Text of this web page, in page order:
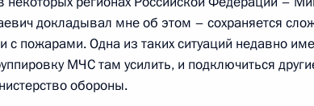
15:45
с паводками и пожарами в регионах
докладывал мне об этом – сохраняется
с пожарами. Одна из таких ситуаций недавно
МЧС там усилить, и подключиться
обороны.